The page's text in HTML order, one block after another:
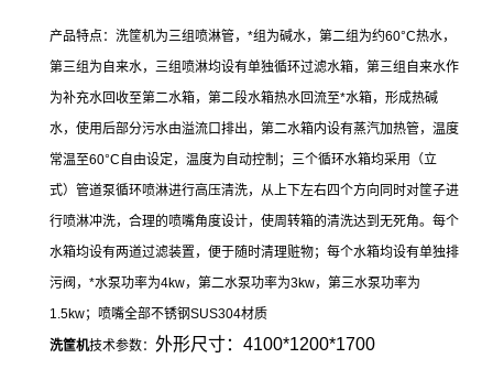
产品特点：洗筐机为三组喷淋管，*组为碱水，第二组为约60°C热水，
第三组为自来水，三组喷淋均设有单独循环过滤水箱，第三组自来水作
为补充水回收至第二水箱，第二段水箱热水回流至*水箱，形成热碱
水，使用后部分污水由溢流口排出，第二水箱内设有蒸汽加热管，温度
常温至60°C自由设定，温度为自动控制； 三个循环水箱均采用（立
式）管道泵循环喷淋进行高压清洗，从上下左右四个方向同时对筐子进
行喷淋冲洗，合理的喷嘴角度设计，使周转箱的清洗达到无死角。每个
水箱均设有两道过滤装置，便于随时清理赃物；每个水箱均设有单独排
污阀，*水泵功率为4kw，第二水泵功率为3kw，第三水泵功率为
1.5kw；喷嘴全部不锈钢SUS304材质
洗筐机技术参数： 外形尺寸：4100*1200*1700